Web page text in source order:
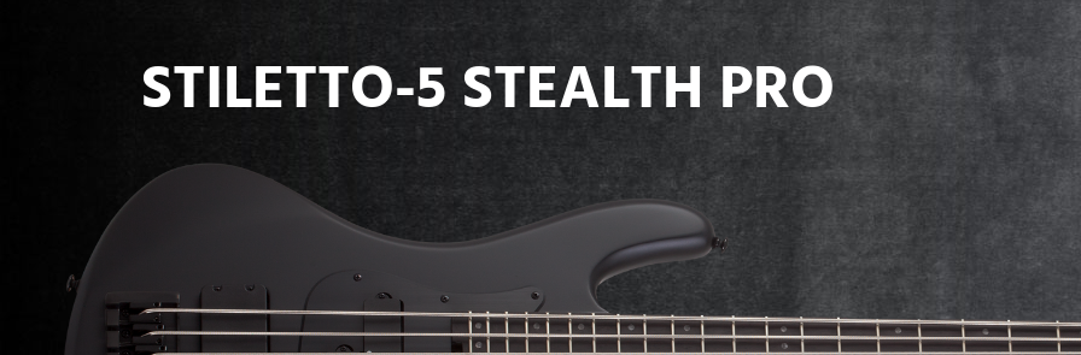
STILETTO-5 STEALTH PRO